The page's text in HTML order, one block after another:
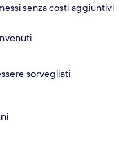
senza costi aggiuntivi
sorvegliati